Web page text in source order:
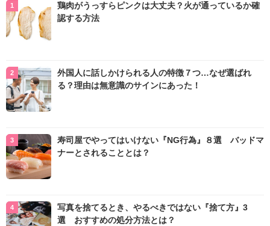
鶏肉がうっすらピンクは大丈夫？火が通っているか確
認する方法
外国人に話しかけられる人の特徴７つ…なぜ選ばれ
る？理由は無意識のサインにあった！
寿司屋でやってはいけない『NG行為』８選 バッドマ
ナーとされることとは？
写真を捨てるとき、やるべきではない『捨て方』3
選 おすすめの処分方法とは？